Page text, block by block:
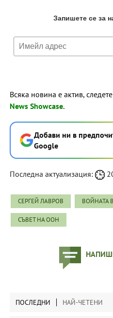
Всяка новина е актив,
News Showcase.
Добави ни в
Google
Последна актуализация:
СЕРГЕЙ ЛАВРОВ ВОЙНАТА
СЪВЕТ НА ООН
ПОСЛЕДНИ НАЙ-ЧЕТЕНИ